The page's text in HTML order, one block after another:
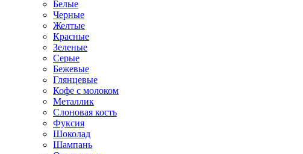
Белые
Черные
Желтые
Красные
Зеленые
Серые
Бежевые
Глянцевые
Кофе с молоком
Металлик
Слоновая кость
Фуксия
Шоколад
Шампань